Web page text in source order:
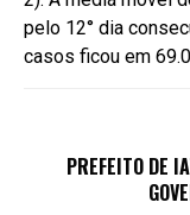
pelo 12° dia
casos ficou em
PREFEITO DE